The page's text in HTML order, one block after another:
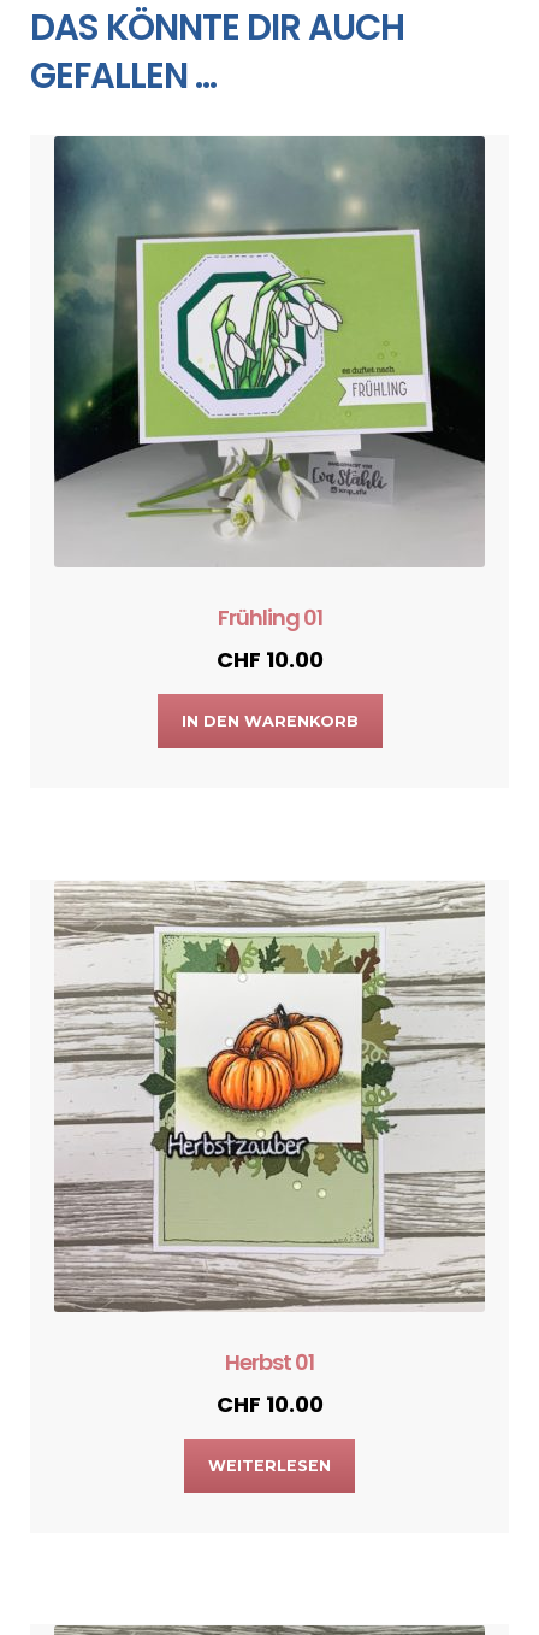
DAS KÖNNTE DIR AUCH
GEFALLEN …
Frühling 01
CHF 10.00
IN DEN WARENKORB
Herbst 01
CHF 10.00
WEITERLESEN